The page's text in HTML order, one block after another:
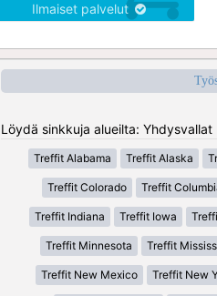
Ilmaiset palvelut
Löydä sinkkuja alueilta: Yhdysvallat
Treffit Alabama Treffit Alaska
Treffit Colorado Treffit
Treffit Indiana Treffit Iowa
Treffit Minnesota Treffit
Treffit New Mexico Treffit New